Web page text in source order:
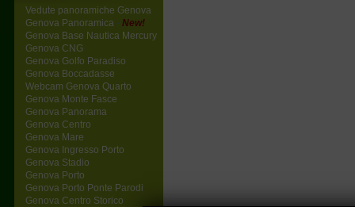
Vedute panoramiche Genova
Genova Panoramica - New!
Genova Base Nautica Mercury
Genova CNG
Genova Golfo Paradiso
Genova Boccadasse
Webcam Genova Quarto
Genova Monte Fasce
Genova Panorama
Genova Centro
Genova Mare
Genova Ingresso Porto
Genova Stadio
Genova Porto
Genova Porto Ponte Parodi
Genova Centro Storico